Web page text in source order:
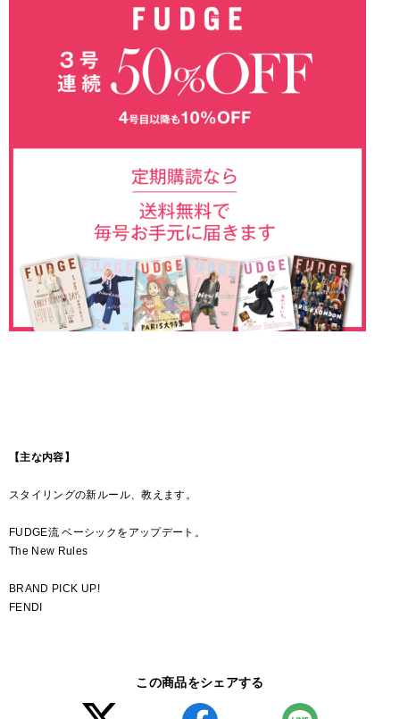
【主な内容】
スタイリングの新ルール、教えます。
FUDGE流 ベーシックをアップデート。
The New Rules
BRAND PICK UP!
FENDI
この商品をシェアする